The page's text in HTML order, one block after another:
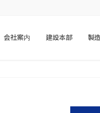
会社案内 建設本部 製